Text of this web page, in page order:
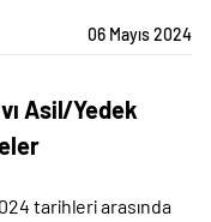
06 Mayıs 2024
Asil/Yedek
tarihleri arasında